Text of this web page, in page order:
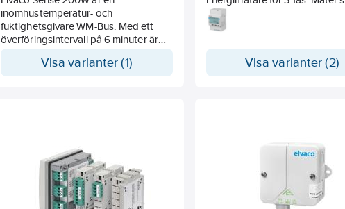
inomhustemperatur- och
fuktighetsgivare WM-Bus. Med ett
överföringsintervall på 6 minuter är
Sense-serien kan enkelt konfigureras
Visa varianter (1)
via transformatorer (CTV/
Visa varianter (2)